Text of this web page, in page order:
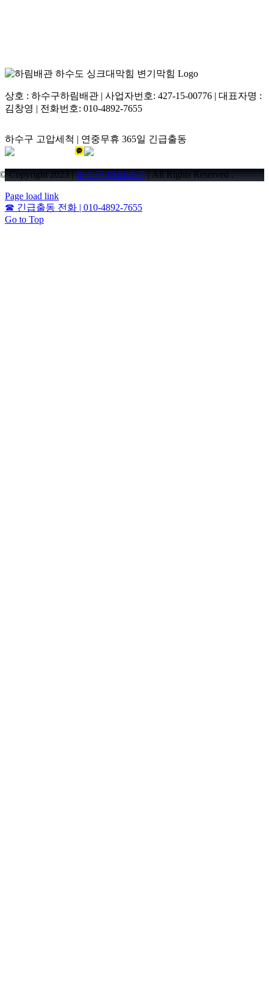
상호 : 하수구하림배관 | 사업자번호: 427-15-00776 | 대표자명 :
김창영 | 전화번호: 010-4892-7655
하수구 고압세척 | 연중무휴 365일 긴급출동
© Copyright 2023 |하수구 하림배관 | All Rights Reserved .
Page load link
☎ 긴급출동 전화 | 010-4892-7655
Go to Top